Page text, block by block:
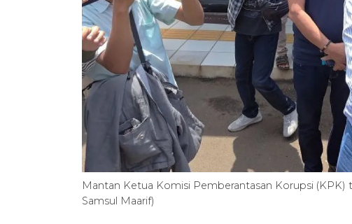
Mantan Ketua Komisi Pemberantasan Korupsi (KPK)
Samsul Maarif)